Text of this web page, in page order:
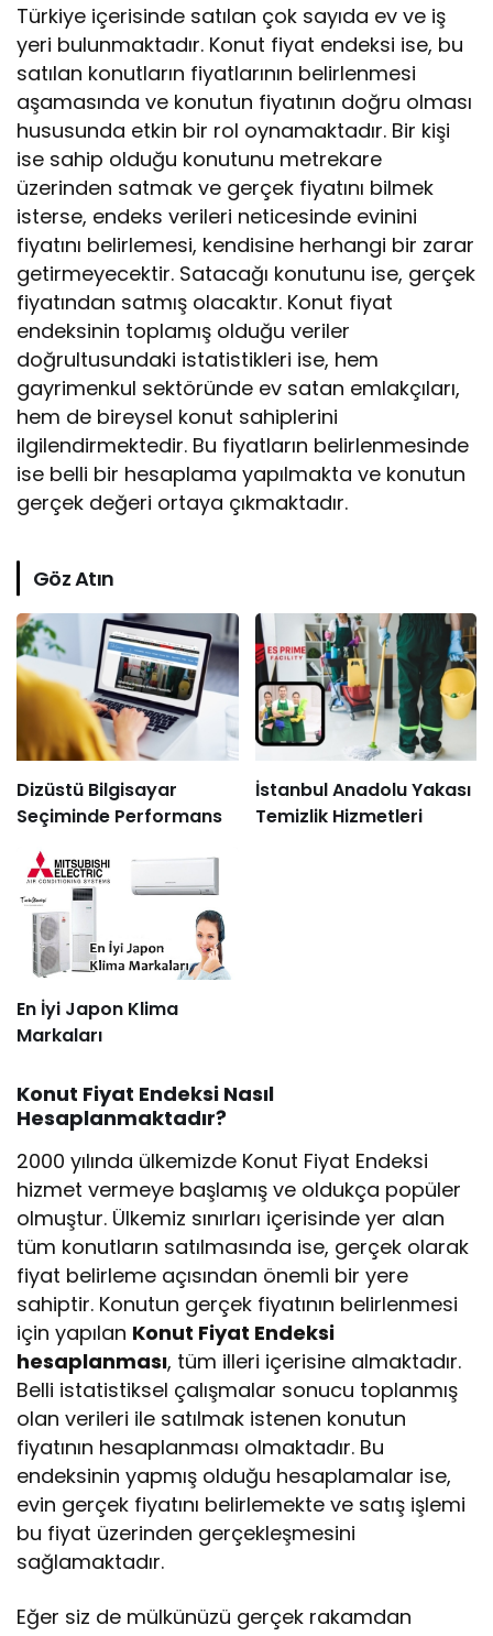
Türkiye içerisinde satılan çok sayıda ev ve iş
yeri bulunmaktadır. Konut fiyat endeksi ise, bu
satılan konutların fiyatlarının belirlenmesi
aşamasında ve konutun fiyatının doğru olması
hususunda etkin bir rol oynamaktadır. Bir kişi
ise sahip olduğu konutunu metrekare
üzerinden satmak ve gerçek fiyatını bilmek
isterse, endeks verileri neticesinde evinini
fiyatını belirlemesi, kendisine herhangi bir zarar
getirmeyecektir. Satacağı konutunu ise, gerçek
fiyatından satmış olacaktır. Konut fiyat
endeksinin toplamış olduğu veriler
doğrultusundaki istatistikleri ise, hem
gayrimenkul sektöründe ev satan emlakçıları,
hem de bireysel konut sahiplerini
ilgilendirmektedir. Bu fiyatların belirlenmesinde
ise belli bir hesaplama yapılmakta ve konutun
gerçek değeri ortaya çıkmaktadır.
Göz Atın
Dizüstü Bilgisayar
Seçiminde Performans
İstanbul Anadolu Yakası
Temizlik Hizmetleri
En İyi Japon Klima
Markaları
Konut Fiyat Endeksi Nasıl
Hesaplanmaktadır?
2000 yılında ülkemizde Konut Fiyat Endeksi
hizmet vermeye başlamış ve oldukça popüler
olmuştur. Ülkemiz sınırları içerisinde yer alan
tüm konutların satılmasında ise, gerçek olarak
fiyat belirleme açısından önemli bir yere
sahiptir. Konutun gerçek fiyatının belirlenmesi
için yapılan Konut Fiyat Endeksi
hesaplanması, tüm illeri içerisine almaktadır.
Belli istatistiksel çalışmalar sonucu toplanmış
olan verileri ile satılmak istenen konutun
fiyatının hesaplanması olmaktadır. Bu
endeksinin yapmış olduğu hesaplamalar ise,
evin gerçek fiyatını belirlemekte ve satış işlemi
bu fiyat üzerinden gerçekleşmesini
sağlamaktadır.
Eğer siz de mülkünüzü gerçek rakamdan